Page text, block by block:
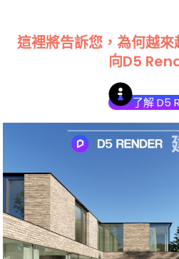
這裡將告訴您，為何越
向D5
了解 D5